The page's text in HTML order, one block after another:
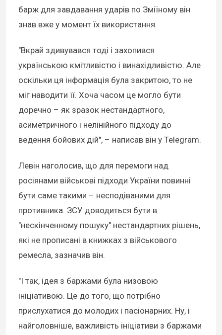
барж для завдавання ударів по Зміїному він
знав вже у момент їх використання.
"Вкрай здивувався тоді і захопився
українською кмітливістю і винахідливістю. Але
оскільки ця інформація була закритою, то не
міг наводити її. Хоча часом це могло бути
доречно – як зразок нестандартного,
асиметричного і нелінійного підходу до
ведення бойових дій", – написав він у Telegram.
Левін наголосив, що для перемоги над
росіянами військові підходи України повинні
бути саме такими – несподіваними для
противника. ЗСУ доводиться бути в
"нескінченному пошуку" нестандартних рішень,
які не прописані в книжках з військового
ремесла, зазначив він.
"І так, ідея з баржами була низовою
ініціативою. Це до того, що потрібно
прислухатися до молодих і пасіонарних. Ну, і
найголовніше, важливість ініціативи з баржами